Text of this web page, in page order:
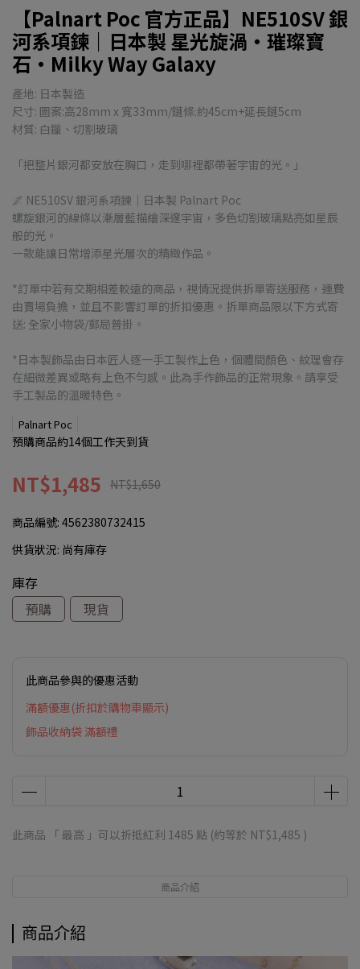
【Palnart Poc 官方正品】NE510SV 銀
河系項鍊｜日本製 星光旋渦・璀璨寶
石・Milky Way Galaxy
產地: 日本製造
尺寸: 圖案:高28mm x 寬33mm/鏈條:約45cm+延長鏈5cm
材質: 白鑞、切割玻璃
「把整片銀河都安放在胸口，走到哪裡都帶著宇宙的光。」
🌌 NE510SV 銀河系項鍊｜日本製 Palnart Poc
螺旋銀河的線條以漸層藍描繪深邃宇宙，多色切割玻璃點亮如星辰
般的光。
一款能讓日常增添星光層次的精緻作品。
*訂單中若有交期相差較遠的商品，視情況提供拆單寄送服務，運費
由賣場負擔，並且不影響訂單的折扣優惠。拆單商品限以下方式寄
送: 全家小物袋/郵局普掛。
*日本製飾品由日本匠人逐一手工製作上色，個體間顏色、紋理會存
在細微差異或略有上色不勻感。此為手作飾品的正常現象。請享受
手工製品的溫暖特色。
Palnart Poc
預購商品約14個工作天到貨
NT$1,485 NT$1,650
商品編號: 4562380732415
供貨狀況: 尚有庫存
庫存
預購
現貨
此商品參與的優惠活動
滿額優惠(折扣於購物車顯示)
飾品收納袋 滿額禮
此商品 「 最高 」可以折抵紅利 1485 點 (約等於 NT$1,485 )
商品介紹
商品介紹